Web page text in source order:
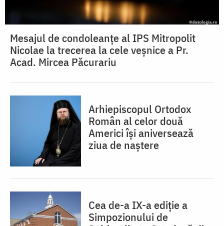
Mesajul de condoleanțe al IPS Mitropolit
Nicolae la trecerea la cele veșnice a Pr.
Acad. Mircea Păcurariu
Arhiepiscopul Ortodox
Român al celor două
Americi își aniversează
ziua de naștere
Cea de-a IX-a ediție a
Simpozionului de